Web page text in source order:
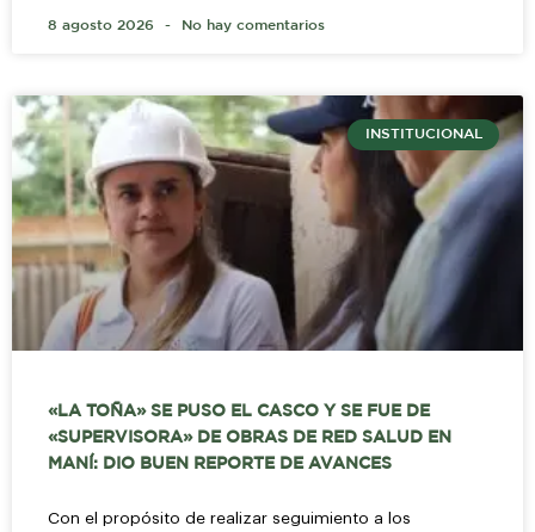
8 agosto 2026 No hay comentarios
INSTITUCIONAL
«LA TOÑA» SE PUSO EL CASCO Y SE FUE DE
«SUPERVISORA» DE OBRAS DE RED SALUD EN
MANÍ: DIO BUEN REPORTE DE AVANCES
Con el propósito de realizar seguimiento a los